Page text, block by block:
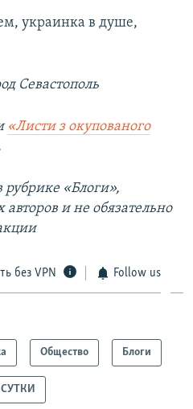
украинка в душе,
Севастополь
«Листи з окупованого
«Блоги»,
и не обязательно
без VPN Follow us
Общество Блоги
СУТКИ